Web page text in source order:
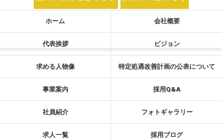
ホーム 会社概要
代表挨拶 ビジョン
求める人物像 特定処遇改善計画の公表について
事業案内 採用Q&A
社員紹介 フォトギャラリー
求人一覧 採用ブログ